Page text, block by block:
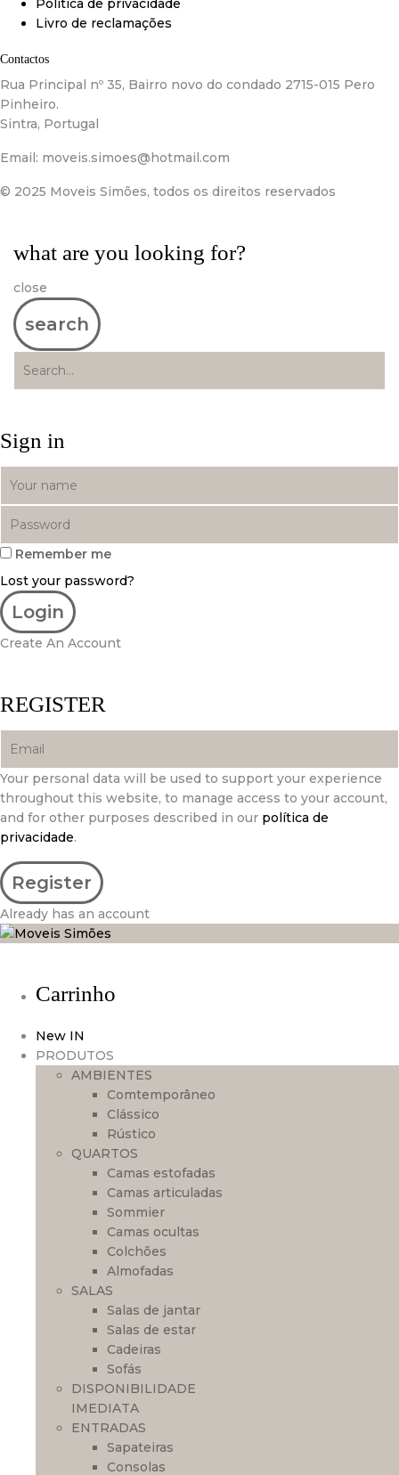
Política de privacidade
Livro de reclamações
Contactos
Rua Principal nº 35, Bairro novo do condado 2715-015 Pero
Pinheiro.
Sintra, Portugal
Email: moveis.simoes@hotmail.com
© 2025 Moveis Simões, todos os direitos reservados
what are you looking for?
close
search
Sign in
Remember me
Lost your password?
Create An Account
REGISTER
Your personal data will be used to support your experience
throughout this website, to manage access to your account,
and for other purposes described in our política de
privacidade.
Already has an account
Carrinho
New IN
PRODUTOS
AMBIENTES
Comtemporâneo
Clássico
Rústico
QUARTOS
Camas estofadas
Camas articuladas
Sommier
Camas ocultas
Colchões
Almofadas
SALAS
Salas de jantar
Salas de estar
Cadeiras
Sofás
DISPONIBILIDADE
IMEDIATA
ENTRADAS
Sapateiras
Consolas